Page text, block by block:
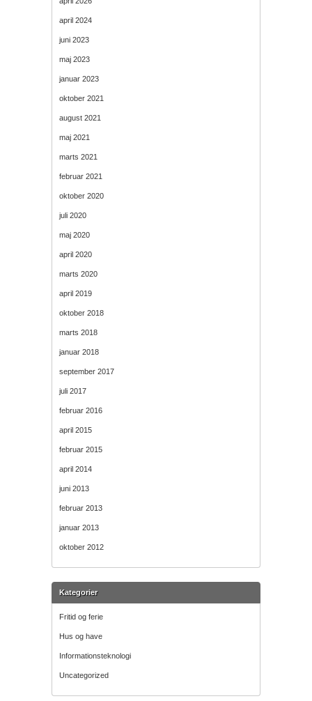
april 2024
juni 2023
maj 2023
januar 2023
oktober 2021
august 2021
maj 2021
marts 2021
februar 2021
oktober 2020
juli 2020
maj 2020
april 2020
marts 2020
april 2019
oktober 2018
marts 2018
januar 2018
september 2017
juli 2017
februar 2016
april 2015
februar 2015
april 2014
juni 2013
februar 2013
januar 2013
oktober 2012
Kategorier
Fritid og ferie
Hus og have
Informationsteknologi
Uncategorized